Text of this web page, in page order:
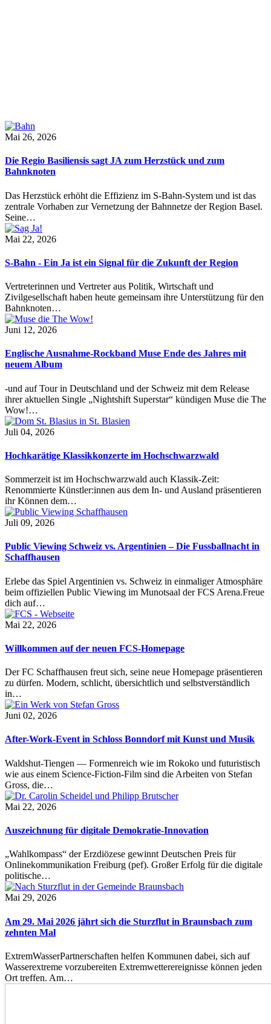
Mai 26, 2026
Die Regio Basiliensis sagt JA zum Herzstück und zum
Bahnknoten
Das Herzstück erhöht die Effizienz im S-Bahn-System und ist das
zentrale Vorhaben zur Vernetzung der Bahnnetze der Region Basel.
Seine…
Mai 22, 2026
S-Bahn - Ein Ja ist ein Signal für die Zukunft der Region
Vertreterinnen und Vertreter aus Politik, Wirtschaft und
Zivilgesellschaft haben heute gemeinsam ihre Unterstützung für den
Bahnknoten…
Juni 12, 2026
Englische Ausnahme-Rockband Muse Ende des Jahres mit
neuem Album
-und auf Tour in Deutschland und der Schweiz mit dem Release
ihrer aktuellen Single „Nightshift Superstar“ kündigen Muse die The
Wow!…
Juli 04, 2026
Hochkarätige Klassikkonzerte im Hochschwarzwald
Sommerzeit ist im Hochschwarzwald auch Klassik-Zeit:
Renommierte Künstler:innen aus dem In- und Ausland präsentieren
ihr Können dem…
Juli 09, 2026
Public Viewing Schweiz vs. Argentinien – Die Fussballnacht in
Schaffhausen
Erlebe das Spiel Argentinien vs. Schweiz in einmaliger Atmosphäre
beim offiziellen Public Viewing im Munotsaal der FCS Arena.Freue
dich auf…
Mai 22, 2026
Willkommen auf der neuen FCS-Homepage
Der FC Schaffhausen freut sich, seine neue Homepage präsentieren
zu dürfen. Modern, schlicht, übersichtlich und selbstverständlich
in…
Juni 02, 2026
After-Work-Event in Schloss Bonndorf mit Kunst und Musik
Waldshut-Tiengen — Formenreich wie im Rokoko und futuristisch
wie aus einem Science-Fiction-Film sind die Arbeiten von Stefan
Gross, die…
Mai 22, 2026
Auszeichnung für digitale Demokratie-Innovation
„Wahlkompass“ der Erzdiözese gewinnt Deutschen Preis für
Onlinekommunikation Freiburg (pef). Großer Erfolg für die digitale
politische…
Mai 29, 2026
Am 29. Mai 2026 jährt sich die Sturzflut in Braunsbach zum
zehnten Mal
ExtremWasserPartnerschaften helfen Kommunen dabei, sich auf
Wasserextreme vorzubereiten Extremwetterereignisse können jeden
Ort treffen. Am…